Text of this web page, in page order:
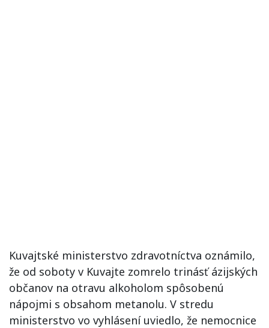
Kuvajtské ministerstvo zdravotníctva oznámilo,
že od soboty v Kuvajte zomrelo trinásť ázijských
občanov na otravu alkoholom spôsobenú
nápojmi s obsahom metanolu. V stredu
ministerstvo vo vyhlásení uviedlo, že nemocnice